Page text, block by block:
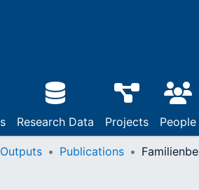
Research Data Projects People
Publications